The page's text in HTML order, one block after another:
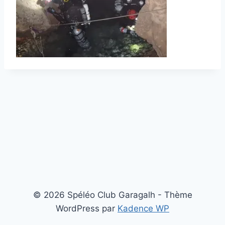
© 2026 Spéléo Club Garagalh - Thème
WordPress par Kadence WP